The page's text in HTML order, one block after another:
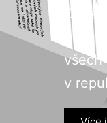
Cena
platí
všech
v